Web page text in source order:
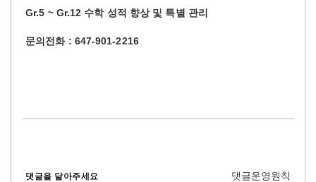
Gr.5 ~ Gr.12 수학 성적 향상 및 특별 관리
문의전화 : 647-901-2216
댓글을 달아주세요 댓글운영원칙